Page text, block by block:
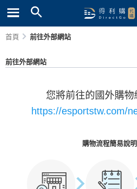
首頁 前往外部網站
前往外部網站
您將前往的國外購物
https://esportstw.com/
購物流程簡易說明